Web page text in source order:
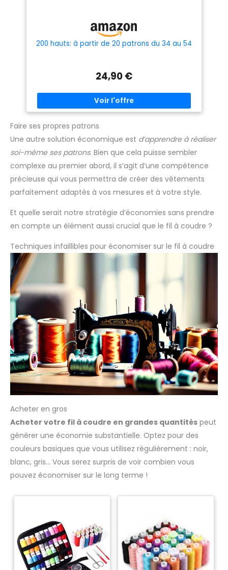
200 hauts: à partir de 20 patrons du 34 au 54
24,90 €
Faire ses propres patrons
Une autre solution économique est d’apprendre à réaliser
soi-même ses patrons. Bien que cela puisse sembler
complexe au premier abord, il s’agit d’une compétence
précieuse qui vous permettra de créer des vêtements
parfaitement adaptés à vos mesures et à votre style.
Et quelle serait notre stratégie d’économies sans prendre
en compte un élément aussi crucial que le fil à coudre ?
Techniques infaillibles pour économiser sur le fil à coudre
Acheter en gros
Acheter votre fil à coudre en grandes quantités peut
générer une économie substantielle. Optez pour des
couleurs basiques que vous utilisez régulièrement : noir,
blanc, gris… Vous serez surpris de voir combien vous
pouvez économiser sur le long terme !